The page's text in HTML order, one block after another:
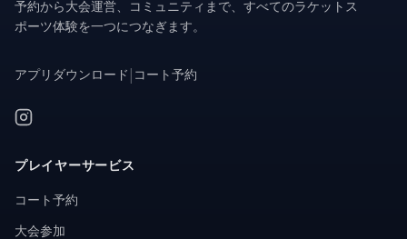
予約から大会運営、コミュニティまで、すべてのラケットス
ポーツ体験を一つにつなぎます。
アプリダウンロード コート予約
プレイヤーサービス
コート予約
大会参加